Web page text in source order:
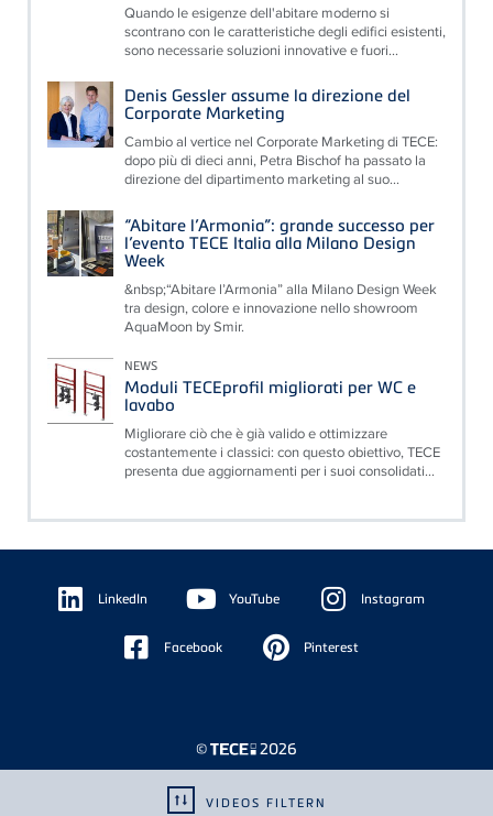
VIDEOS FILTERN
Quando le esigenze dell'abitare moderno si
scontrano con le caratteristiche degli edifici esistenti,
sono necessarie soluzioni innovative e fuori...
Denis Gessler assume la direzione del
Corporate Marketing
Cambio al vertice nel Corporate Marketing di TECE:
dopo più di dieci anni, Petra Bischof ha passato la
direzione del dipartimento marketing al suo...
“Abitare l’Armonia”: grande successo per
l’evento TECE Italia alla Milano Design
Week
&nbsp;“Abitare l’Armonia” alla Milano Design Week
tra design, colore e innovazione nello showroom
AquaMoon by Smir.
NEWS
Moduli TECEprofil migliorati per WC e
lavabo
Migliorare ciò che è già valido e ottimizzare
costantemente i classici: con questo obiettivo, TECE
presenta due aggiornamenti per i suoi consolidati...
Floating
Sidebar LinkedIn YouTube Instagram
Facebook Pinterest
© 2026